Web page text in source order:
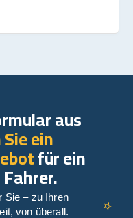
aus
ein
für ein
Sie – zu Ihren
von überall.